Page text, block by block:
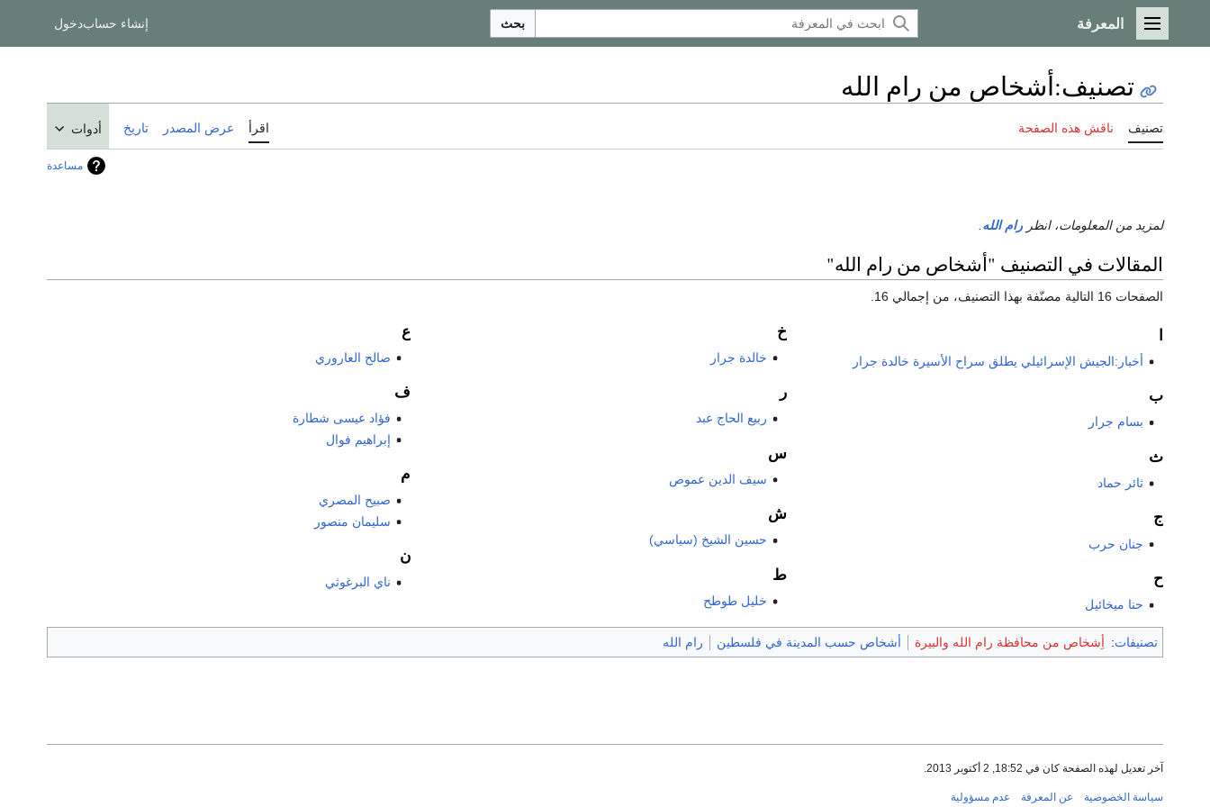
القائمة الرئيسية
المعرفة بحث إنشاء حسابدخول
تصنيف:أشخاص من رام الله
تصنيف ناقش هذه الصفحة اقرأ عرض المصدر تاريخ أدوات
مساعدة
لمزيد من المعلومات، انظر رام الله
المقالات في التصنيف "أشخاص من رام الله"
الصفحات 16 التالية مصنّفة بهذا التصنيف، من إجمالي 16.
أخبار:الجيش الإسرائيلي يطلق سراح الأسيرة خالدة جرار
ب
بسام جرار
ث
ثائر حماد
ج
جنان حرب
ح
حنا ميخائيل
خ
خالدة جرار
ر
ربيع الحاج عبد
س
سيف الدين عموص
ش
حسين الشيخ (سياسي)
ط
خليل طوطح
ع
صالح العاروري
ف
فؤاد عيسى شطارة
إبراهيم فوال
م
صبيح المصري
سليمان منصور
ن
ناي البرغوثي
تصنيفات: أِشخاص من محافظة رام الله والبيرة أشخاص حسب المدينة في فلسطين رام الله
آخر تعديل لهذه الصفحة كان في 18:52, 2 أكتوبر 2013.
سياسة الخصوصية عن المعرفة عدم مسؤولية